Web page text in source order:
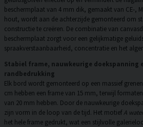
beschermplaat van 4 mm dik, gemaakt van CE-,
hout, wordt aan de achterzijde gemonteerd om
constructie te creëren. De combinatie van
beschermplaat zorgt voor een gelijkmatige
spraakverstaanbaarheid, concentratie en het
Stabiel frame, nauwkeurige doekspanning
randbedrukking
Elk bord wordt gemonteerd op een massief
cm hebben een frame van 15 mm, terwijl
van 20 mm hebben. Door de nauwkeurige
zijn vorm in de loop van de tijd. Het motiefA
het hele frame gedrukt, wat een stijlvolle